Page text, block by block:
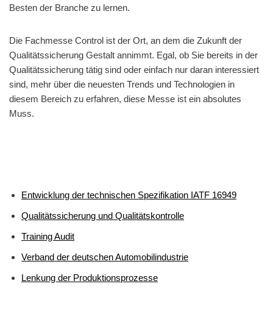
Besten der Branche zu lernen.
Die Fachmesse Control ist der Ort, an dem die Zukunft der
Qualitätssicherung Gestalt annimmt. Egal, ob Sie bereits in der
Qualitätssicherung tätig sind oder einfach nur daran interessiert
sind, mehr über die neuesten Trends und Technologien in
diesem Bereich zu erfahren, diese Messe ist ein absolutes
Muss.
Entwicklung der technischen Spezifikation IATF 16949
Qualitätssicherung und Qualitätskontrolle
Training Audit
Verband der deutschen Automobilindustrie
Lenkung der Produktionsprozesse